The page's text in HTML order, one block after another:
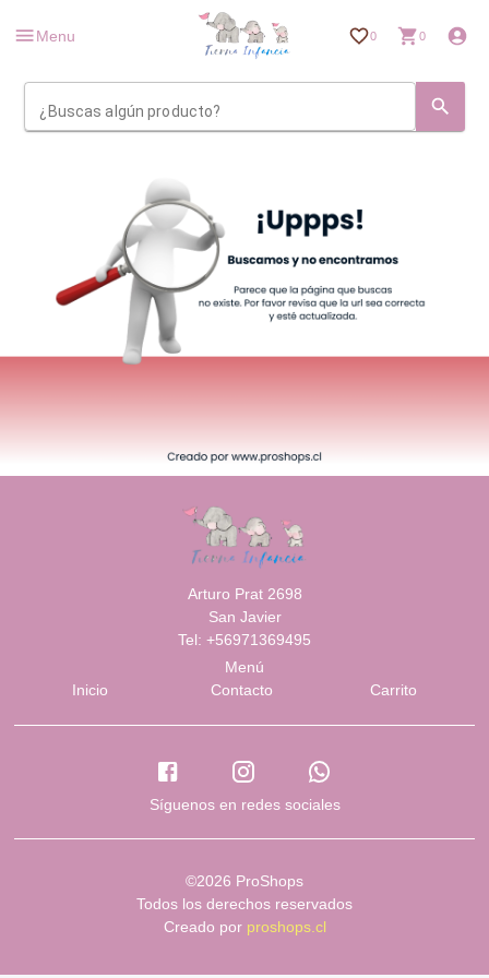
Menu 0 0
¿Buscas algún producto?
Arturo Prat 2698
San Javier
Tel: +56971369495
Menú
Inicio
Contacto Carrito
Síguenos en redes sociales
©2026 ProShops
Todos los derechos reservados
Creado por proshops.cl